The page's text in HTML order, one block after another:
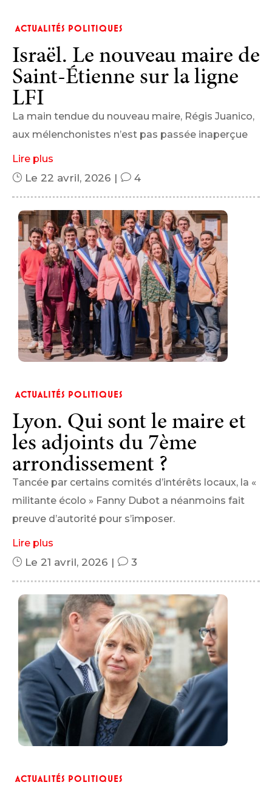
ACTUALITÉS POLITIQUES
Israël. Le nouveau maire de
Saint-Étienne sur la ligne
LFI
La main tendue du nouveau maire, Régis Juanico,
aux mélenchonistes n’est pas passée inaperçue
Lire plus
} Le 22 avril, 2026 | v 4
ACTUALITÉS POLITIQUES
Lyon. Qui sont le maire et
les adjoints du 7ème
arrondissement ?
Tancée par certains comités d’intérêts locaux, la «
militante écolo » Fanny Dubot a néanmoins fait
preuve d’autorité pour s’imposer.
Lire plus
} Le 21 avril, 2026 | v 3
ACTUALITÉS POLITIQUES